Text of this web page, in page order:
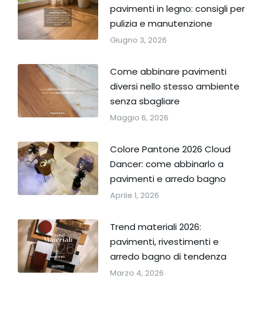
pavimenti in legno: consigli per
pulizia e manutenzione
Giugno 3, 2026
Come abbinare pavimenti
diversi nello stesso ambiente
senza sbagliare
Maggio 6, 2026
Colore Pantone 2026 Cloud
Dancer: come abbinarlo a
pavimenti e arredo bagno
Aprile 1, 2026
Trend materiali 2026:
pavimenti, rivestimenti e
arredo bagno di tendenza
Marzo 4, 2026